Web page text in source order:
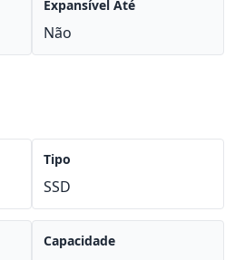
Expansível Até
Não
Tipo
SSD
Capacidade